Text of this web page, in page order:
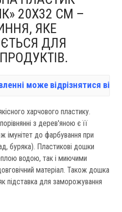
20X32 СМ –
ЯКЕ
ДЛЯ
може відрізнятися від
харчового пластику.
з дерев'яною є її
імунітет до фарбування при
буряка). Пластикові дошки
водою, так і миючими
матеріал. Також дошка
підставка для заморожування